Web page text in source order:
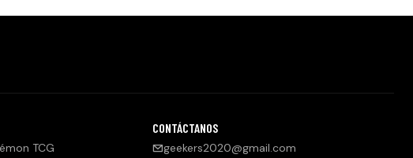
TCG
CONTÁCTANOS
geekers2020@gmail.com